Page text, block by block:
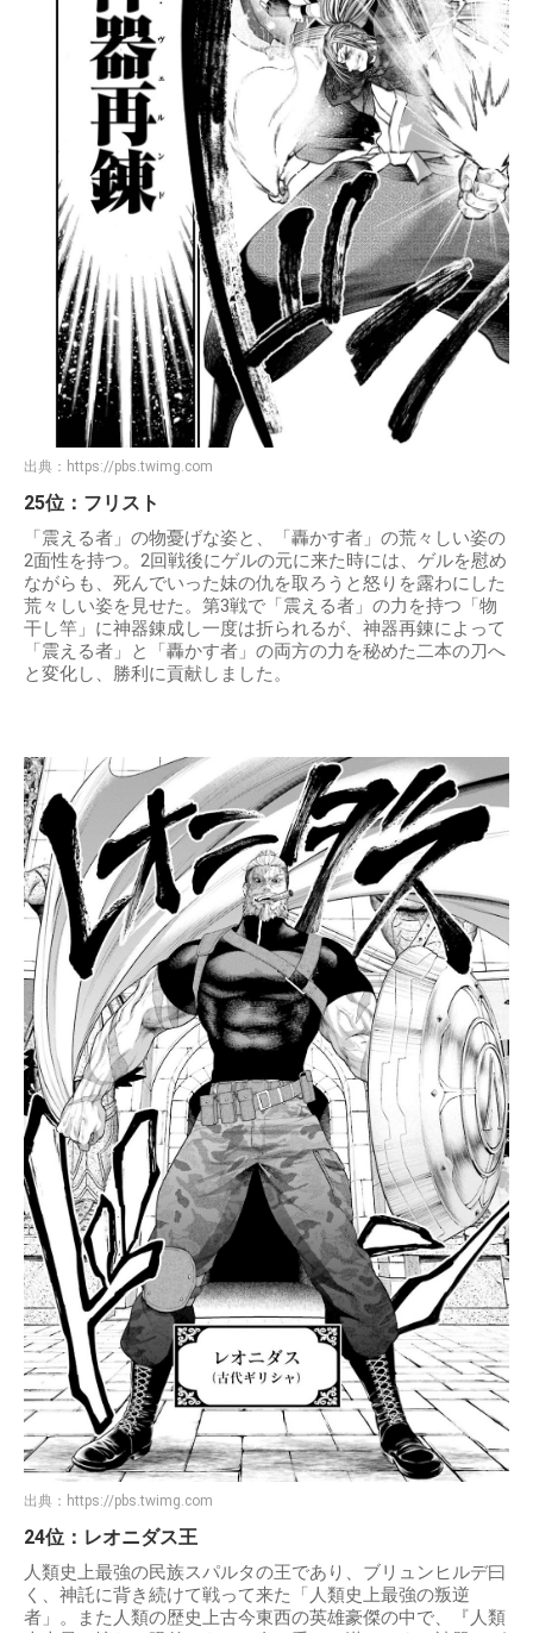
出典： https://pbs.twimg.com
25位：フリスト
「震える者」の物憂げな姿と、「轟かす者」の荒々しい姿の
2面性を持つ。2回戦後にゲルの元に来た時には、ゲルを慰め
ながらも、死んでいった妹の仇を取ろうと怒りを露わにした
荒々しい姿を見せた。第3戦で「震える者」の力を持つ「物
干し竿」に神器錬成し一度は折られるが、神器再錬によって
「震える者」と「轟かす者」の両方の力を秘めた二本の刀へ
と変化し、勝利に貢献しました。
出典： https://pbs.twimg.com
24位：レオニダス王
人類史上最強の民族スパルタの王であり、ブリュンヒルデ曰
く、神託に背き続けて戦って来た「人類史上最強の叛逆
者」。また人類の歴史上古今東西の英雄豪傑の中で、『人類